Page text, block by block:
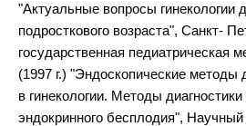
"Актуальные вопросы гинекологии
подросткового возраста", Санкт-
государственная педиатрическая
(1997 г.) "Эндоскопические методы
в гинекологии. Методы
эндокринного бесплодия",